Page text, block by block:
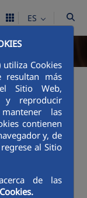
utiliza Cookies
resultan más
Sitio Web,
y reproducir
las
contienen
y, de
al Sitio
de las
ES
mi